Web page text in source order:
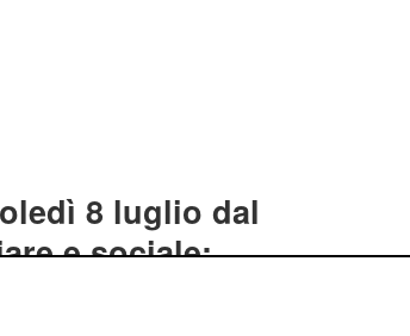
8 luglio dal
e sociale: